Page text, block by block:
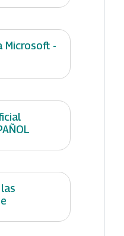
Microsoft -